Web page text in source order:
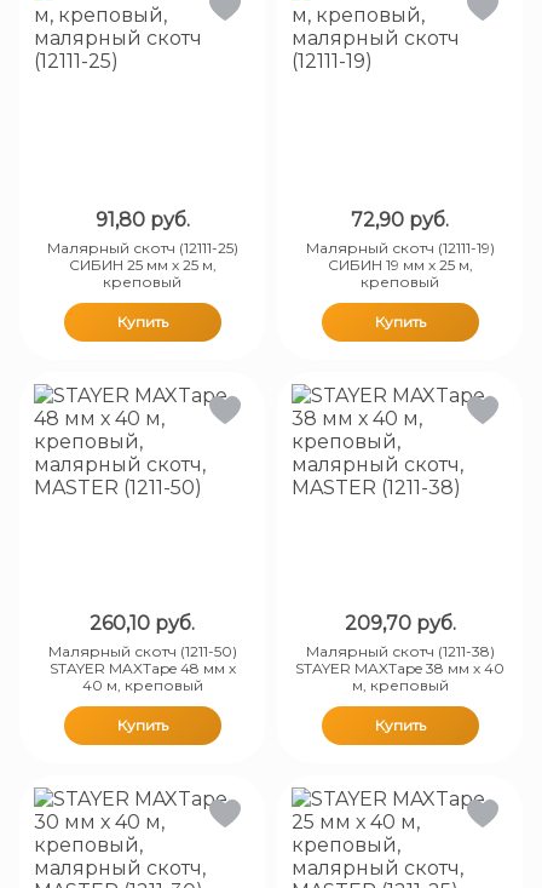
91,80 руб.
Малярный скотч (12111-25)
СИБИН 25 мм х 25 м,
креповый
Купить
72,90 руб.
Малярный скотч (12111-19)
СИБИН 19 мм х 25 м,
креповый
Купить
260,10 руб.
Малярный скотч (1211-50)
STAYER MAXTape 48 мм х
40 м, креповый
Купить
209,70 руб.
Малярный скотч (1211-38)
STAYER MAXTape 38 мм х 40
м, креповый
Купить